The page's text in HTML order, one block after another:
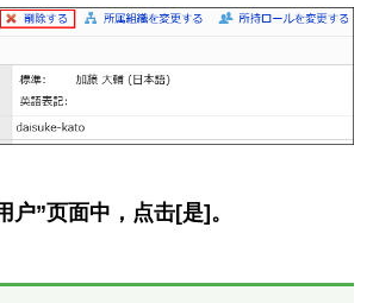
户”页面中，点击[是]。